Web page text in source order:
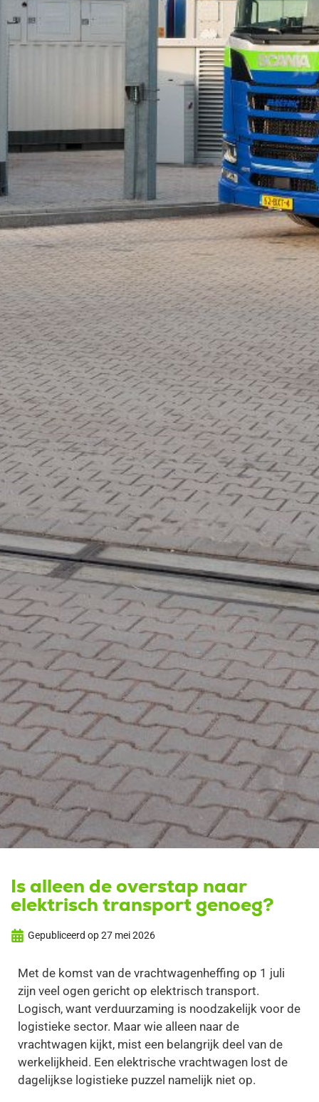
Is alleen de overstap naar
elektrisch transport genoeg?
Gepubliceerd op27 mei 2026
Met de komst van de vrachtwagenheffing op 1 juli
zijn veel ogen gericht op elektrisch transport.
Logisch, want verduurzaming is noodzakelijk voor de
logistieke sector. Maar wie alleen naar de
vrachtwagen kijkt, mist een belangrijk deel van de
werkelijkheid. Een elektrische vrachtwagen lost de
dagelijkse logistieke puzzel namelijk niet op.